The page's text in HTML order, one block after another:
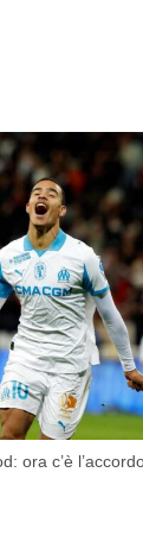
ora c’è